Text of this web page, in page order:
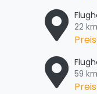
22
59